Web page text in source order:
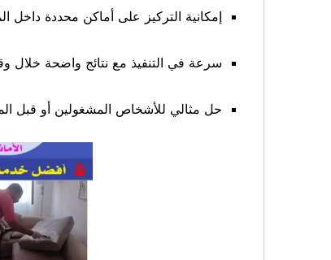
إمكانية التركيز على أماكن محددة داخل
سرعة في التنفيذ مع نتائج واضحة خلال
حل مثالي للأشخاص المشغولين أو قبل